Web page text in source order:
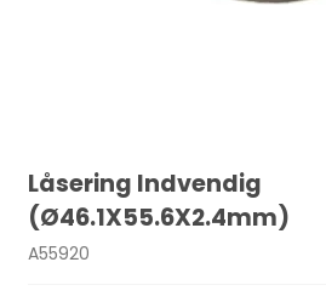
Låsering Indvendig
(Ø46.1X55.6X2.4mm)
A55920